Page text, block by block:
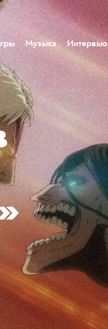
Музыка Интервью